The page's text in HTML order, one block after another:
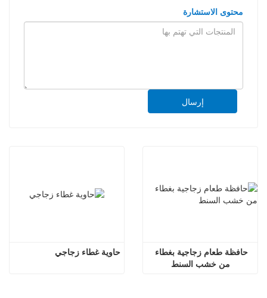
محتوى الاستشارة
إرسال
حاوية غطاء زجاجي
من خشب السنط